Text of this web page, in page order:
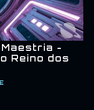
-
Reino dos